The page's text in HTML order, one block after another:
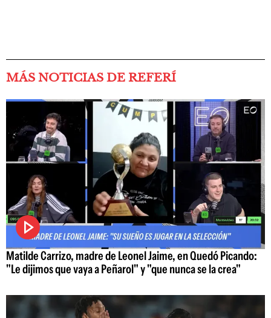
MÁS NOTICIAS DE REFERÍ
Matilde Carrizo, madre de Leonel Jaime, en Quedó Picando:
"Le dijimos que vaya a Peñarol" y "que nunca se la crea"